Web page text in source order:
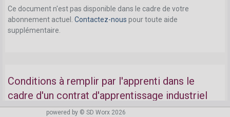
Ce document n'est pas disponible dans le cadre de votre
abonnement actuel. Contactez-nous pour toute aide
supplémentaire.
Conditions à remplir par l'apprenti dans le
cadre d'un contrat d'apprentissage industriel
powered by © SD Worx 2026